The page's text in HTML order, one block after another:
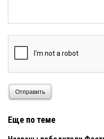
Отправить
Еще по теме